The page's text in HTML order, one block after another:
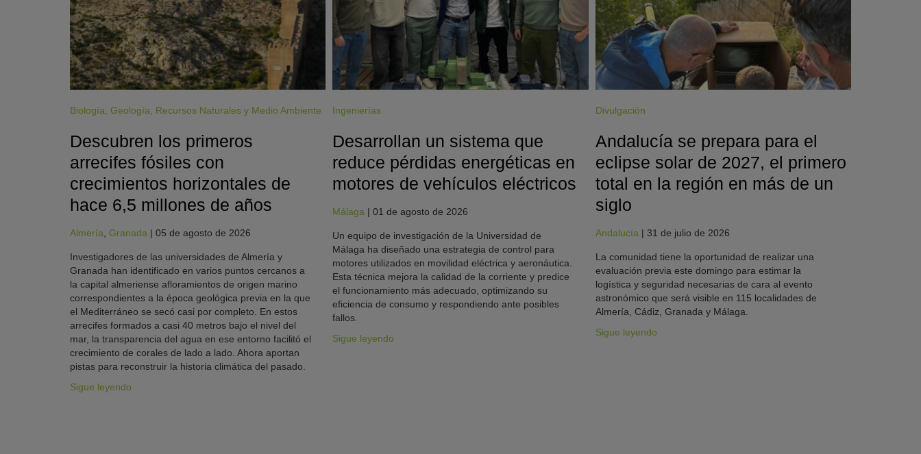
Biología Geología Recursos Naturales y Medio Ambiente
Descubren los primeros
arrecifes fósiles con
crecimientos horizontales de
hace 6,5 millones de años
Almería Granada | 05 de agosto de 2026
Investigadores de las universidades de Almería y
Granada han identificado en varios puntos cercanos a
la capital almeriense afloramientos de origen marino
correspondientes a la época geológica previa en la que
el Mediterráneo se secó casi por completo. En estos
arrecifes formados a casi 40 metros bajo el nivel del
mar, la transparencia del agua en ese entorno facilitó el
crecimiento de corales de lado a lado. Ahora aportan
pistas para reconstruir la historia climática del pasado.
Sigue leyendo
Ingenierías
Desarrollan un sistema que
reduce pérdidas energéticas en
motores de vehículos eléctricos
Málaga |01 de agosto de 2026
Un equipo de investigación de la Universidad de
Málaga ha diseñado una estrategia de control para
motores utilizados en movilidad eléctrica y aeronáutica.
Esta técnica mejora la calidad de la corriente y predice
el funcionamiento más adecuado, optimizando su
eficiencia de consumo y respondiendo ante posibles
fallos.
Sigue leyendo
Divulgación
Andalucía se prepara para el
eclipse solar de 2027, el primero
total en la región en más de un
siglo
Andalucía | 31 de julio de 2026
La comunidad tiene la oportunidad de realizar una
evaluación previa este domingo para estimar la
logística y seguridad necesarias de cara al evento
astronómico que será visible en 115 localidades de
Almería, Cádiz, Granada y Málaga.
Sigue leyendo